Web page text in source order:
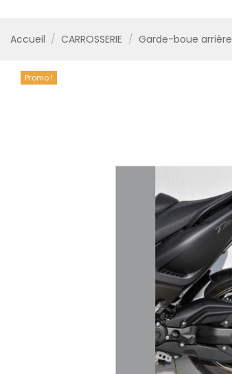
Accueil CARROSSERIE Garde-boue arrière
Promo !